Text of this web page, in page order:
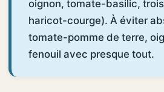
oignon, tomate-basilic,
haricot-courge). À éviter
tomate-pomme de terre,
fenouil avec presque tout.